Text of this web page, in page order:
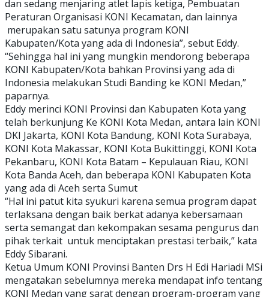
dan sedang menjaring atlet lapis ketiga, Pembuatan
Peraturan Organisasi KONI Kecamatan, dan lainnya
merupakan satu satunya program KONI
Kabupaten/Kota yang ada di Indonesia”, sebut Eddy.
“Sehingga hal ini yang mungkin mendorong beberapa
KONI Kabupaten/Kota bahkan Provinsi yang ada di
Indonesia melakukan Studi Banding ke KONI Medan,”
paparnya.
Eddy merinci KONI Provinsi dan Kabupaten Kota yang
telah berkunjung Ke KONI Kota Medan, antara lain KONI
DKI Jakarta, KONI Kota Bandung, KONI Kota Surabaya,
KONI Kota Makassar, KONI Kota Bukittinggi, KONI Kota
Pekanbaru, KONI Kota Batam – Kepulauan Riau, KONI
Kota Banda Aceh, dan beberapa KONI Kabupaten Kota
yang ada di Aceh serta Sumut
“Hal ini patut kita syukuri karena semua program dapat
terlaksana dengan baik berkat adanya kebersamaan
serta semangat dan kekompakan sesama pengurus dan
pihak terkait untuk menciptakan prestasi terbaik,” kata
Eddy Sibarani.
Ketua Umum KONI Provinsi Banten Drs H Edi Hariadi MSi
mengatakan sebelumnya mereka mendapat info tentang
KONI Medan yang sarat dengan program-program yang